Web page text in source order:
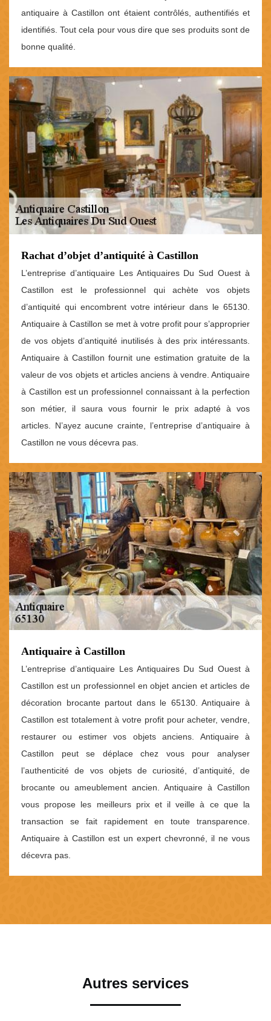
antiquaire à Castillon ont étaient contrôlés, authentifiés et
identifiés. Tout cela pour vous dire que ses produits sont de
bonne qualité.
Rachat d’objet d’antiquité à Castillon
L’entreprise d’antiquaire Les Antiquaires Du Sud Ouest à
Castillon est le professionnel qui achète vos objets
d’antiquité qui encombrent votre intérieur dans le 65130.
Antiquaire à Castillon se met à votre profit pour s’approprier
de vos objets d’antiquité inutilisés à des prix intéressants.
Antiquaire à Castillon fournit une estimation gratuite de la
valeur de vos objets et articles anciens à vendre. Antiquaire
à Castillon est un professionnel connaissant à la perfection
son métier, il saura vous fournir le prix adapté à vos
articles. N’ayez aucune crainte, l’entreprise d’antiquaire à
Castillon ne vous décevra pas.
Antiquaire à Castillon
L’entreprise d’antiquaire Les Antiquaires Du Sud Ouest à
Castillon est un professionnel en objet ancien et articles de
décoration brocante partout dans le 65130. Antiquaire à
Castillon est totalement à votre profit pour acheter, vendre,
restaurer ou estimer vos objets anciens. Antiquaire à
Castillon peut se déplace chez vous pour analyser
l’authenticité de vos objets de curiosité, d’antiquité, de
brocante ou ameublement ancien. Antiquaire à Castillon
vous propose les meilleurs prix et il veille à ce que la
transaction se fait rapidement en toute transparence.
Antiquaire à Castillon est un expert chevronné, il ne vous
décevra pas.
Autres services